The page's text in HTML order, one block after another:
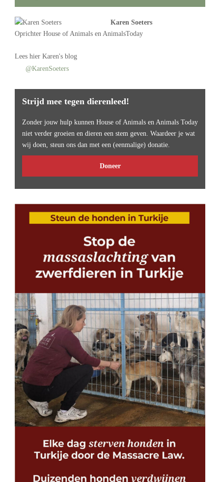
Karen Soeters
Oprichter House of Animals en AnimalsToday
Lees hier Karen's blog
@KarenSoeters
Strijd mee tegen dierenleed!
Zonder jouw hulp kunnen House of Animals en Animals Today
niet verder groeien en dieren een stem geven. Waardeer je wat
wij doen, steun ons dan met een (eenmalige) donatie.
Doneer